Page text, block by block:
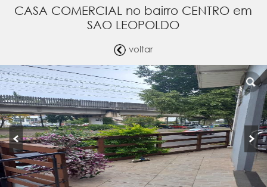
CASA COMERCIAL no bairro CENTRO em
SAO LEOPOLDO
voltar